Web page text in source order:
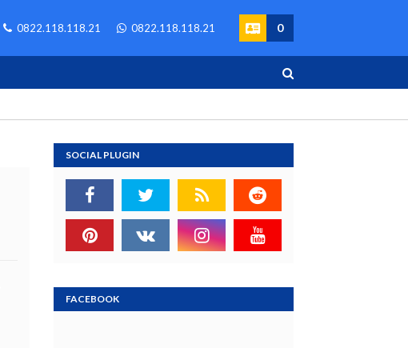
0822.118.118.21 0822.118.118.21 0
SOCIAL PLUGIN
FACEBOOK